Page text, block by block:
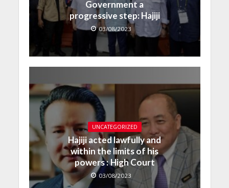
Government a
progressive step: Hajiji
03/08/2023
UNCATEGORIZED
Hajiji acted lawfully and
within the limits of his
powers : High Court
03/08/2023